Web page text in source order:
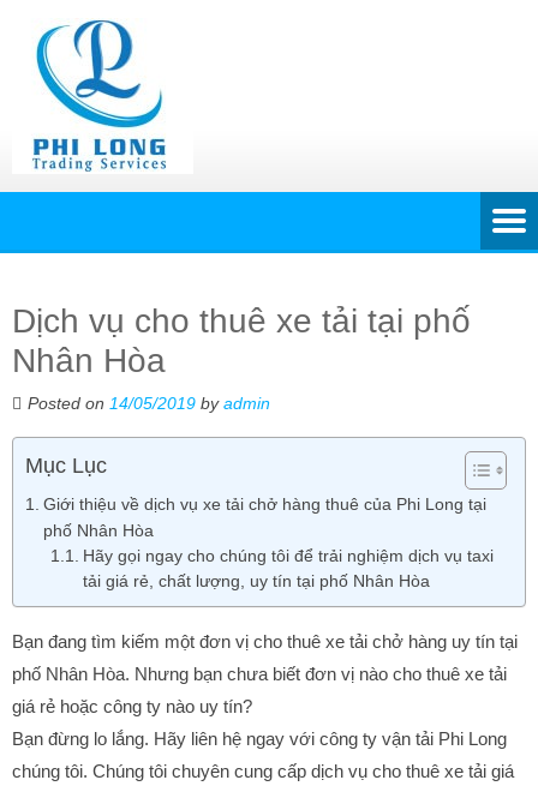
Dịch vụ cho thuê xe tải tại phố
Nhân Hòa
Posted on 14/05/2019 byadmin
Mục Lục
Giới thiệu về dịch vụ xe tải chở hàng thuê của Phi Long tại
phố Nhân Hòa
Hãy gọi ngay cho chúng tôi để trải nghiệm dịch vụ taxi
tải giá rẻ, chất lượng, uy tín tại phố Nhân Hòa
Bạn đang tìm kiếm một đơn vị cho thuê xe tải chở hàng uy tín tại
phố Nhân Hòa. Nhưng bạn chưa biết đơn vị nào cho thuê xe tải
giá rẻ hoặc công ty nào uy tín?
Bạn đừng lo lắng. Hãy liên hệ ngay với công ty vận tải Phi Long
chúng tôi. Chúng tôi chuyên cung cấp dịch vụ cho thuê xe tải giá